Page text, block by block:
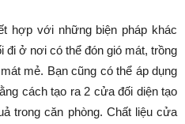
hợp với những biện pháp khác
ở nơi có thể đón gió mát, trồng
mẻ. Bạn cũng có thể áp dụng
cách tạo ra 2 cửa đối diện tạo
trong căn phòng. Chất liệu cửa